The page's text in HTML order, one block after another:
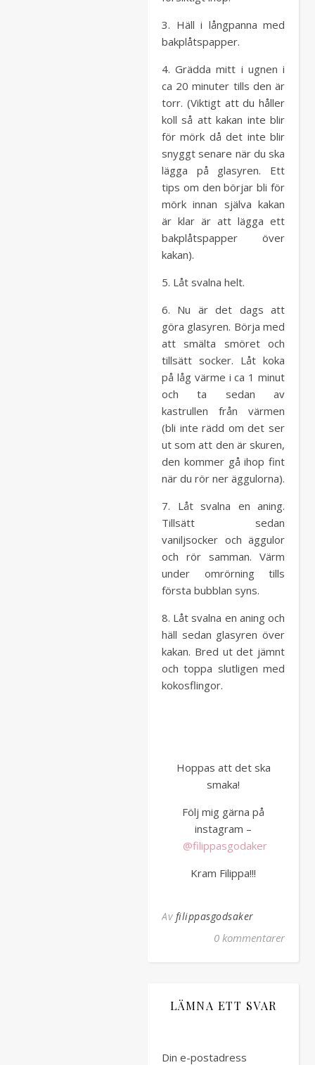
3. Häll i långpanna med
bakplåtspapper.
4. Grädda mitt i ugnen i
ca 20 minuter tills den är
torr. (Viktigt att du håller
koll så att kakan inte blir
för mörk då det inte blir
snyggt senare när du ska
lägga på glasyren. Ett
tips om den börjar bli för
mörk innan själva kakan
är klar är att lägga ett
bakplåtspapper över
kakan).
5. Låt svalna helt.
6. Nu är det dags att
göra glasyren. Börja med
att smälta smöret och
tillsätt socker. Låt koka
på låg värme i ca 1 minut
och ta sedan av
kastrullen från värmen
(bli inte rädd om det ser
ut som att den är skuren,
den kommer gå ihop fint
när du rör ner äggulorna).
7. Låt svalna en aning.
Tillsätt sedan
vaniljsocker och äggulor
och rör samman. Värm
under omrörning tills
första bubblan syns.
8. Låt svalna en aning och
häll sedan glasyren över
kakan. Bred ut det jämnt
och toppa slutligen med
kokosflingor.
Hoppas att det ska
smaka!
Följ mig gärna på
instagram –
@filippasgodaker
Kram Filippa!!!
Av filippasgodsaker
0 kommentarer
LÄMNA ETT SVAR
Din e-postadress